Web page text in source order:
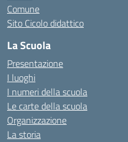
Comune
Sito Cicolo didattico
La Scuola
Presentazione
I luoghi
I numeri della scuola
Le carte della scuola
Organizzazione
La storia